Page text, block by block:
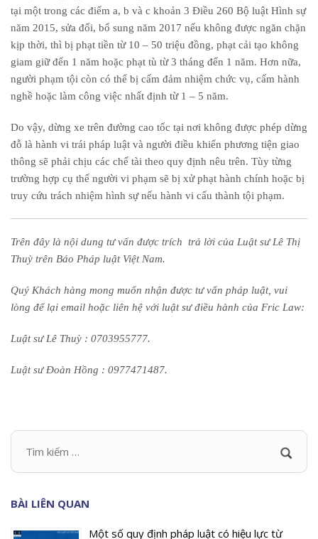
tại một trong các điểm a, b và c khoản 3 Điều 260 Bộ luật Hình sự
năm 2015, sửa đổi, bổ sung năm 2017 nếu không được ngăn chặn
kịp thời, thì bị phạt tiền từ 10 – 50 triệu đồng, phạt cải tạo không
giam giữ đến 1 năm hoặc phạt tù từ 3 tháng đến 1 năm. Hơn nữa,
người phạm tội còn có thể bị cấm đảm nhiệm chức vụ, cấm hành
nghề hoặc làm công việc nhất định từ 1 – 5 năm.
Do vậy, dừng xe trên đường cao tốc tại nơi không được phép dừng
đỗ là hành vi trái pháp luật và người điều khiển phương tiện giao
thông sẽ phải chịu các chế tài theo quy định nêu trên. Tùy từng
trường hợp cụ thể người vi phạm sẽ bị xử phạt hành chính hoặc bị
truy cứu trách nhiệm hình sự nếu hành vi cấu thành tội phạm.
Trên đây là nội dung tư vấn được trích trả lời của Luật sư Lê Thị
Thuỳ trên Báo Pháp luật Việt Nam.
Quý Khách hàng mong muốn nhận được tư vấn pháp luật, vui
lòng để lại email hoặc liên hệ với luật sư điều hành của Fric Law:
Luật sư Lê Thuỳ : 0703955777.
Luật sư Đoàn Hồng : 0977471487.
BÀI LIÊN QUAN
Một số quy định pháp luật có hiệu lực từ